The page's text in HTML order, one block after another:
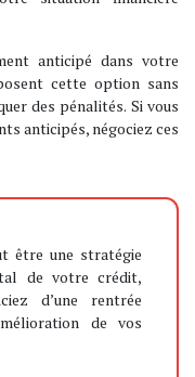
anticipé dans votre
cette option sans
des pénalités. Si vous
anticipés, négociez ces
être une stratégie
de votre crédit,
d’une rentrée
de vos